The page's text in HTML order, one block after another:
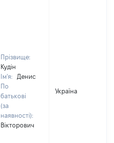
Прізвище:
Кудін
Ім'я:
Денис
По
батькові
(за
наявності):
Вікторович
Україна